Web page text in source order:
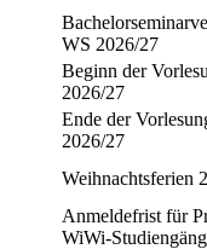
WS 2026/27
Beginn der
2026/27
Ende der
2026/27
Weihnachtsferien
Anmeldefrist für
WiWi-